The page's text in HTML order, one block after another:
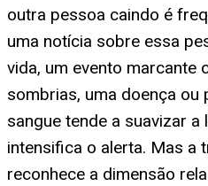
outra pessoa caindo é
uma notícia sobre essa
vida, um evento marcante
sombrias, uma doença ou
sangue tende a suavizar a
intensifica o alerta. Mas a
reconhece a dimensão